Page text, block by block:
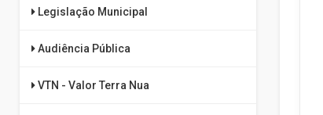
Legislação Municipal
Audiência Pública
VTN - Valor Terra Nua